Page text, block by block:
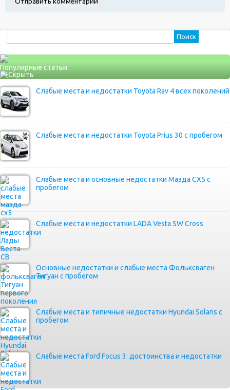
Популярные статьи:
Слабые места и недостатки Toyota Rav 4 всех поколений
Слабые места и недостатки Toyota Prius 30 с пробегом
Слабые места и основные недостатки Мазда СХ5 с
пробегом
Слабые места и недостатки LADA Vesta SW Cross
Основные недостатки и слабые места Фольксваген
Тигуан с пробегом
Слабые места и типичные недостатки Hyundai Solaris с
пробегом
Слабые места Ford Focus 3: достоинства и недостатки